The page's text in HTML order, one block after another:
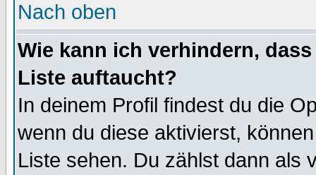
Nach oben
Wie kann ich verhindern,
Liste auftaucht?
In deinem Profil findest du die
wenn du diese aktivierst,
Liste sehen. Du zählst dann als